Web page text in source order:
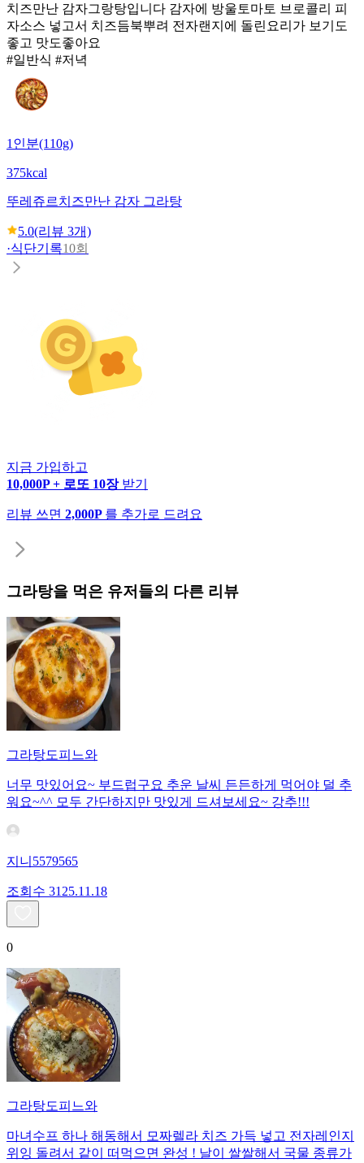
치즈만난 감자그랑탕입니다 감자에 방울토마토 브로콜리 피
자소스 넣고서 치즈듬북뿌려 전자랜지에 돌린요리가 보기도
좋고 맛도좋아요
#일반식 #저녁
1인분(110g)
375kcal
뚜레쥬르치즈만난 감자 그라탕
5.0(리뷰 3개)
·식단기록10회
지금 가입하고
10,000P + 로또 10장 받기
리뷰 쓰면 2,000P 를 추가로 드려요
그라탕을 먹은 유저들의 다른 리뷰
그라탕도피느와
너무 맛있어요~ 부드럽구요 추운 날씨 든든하게 먹어야 덜 추
워요~^^ 모두 간단하지만 맛있게 드셔보세요~ 강추!!!
지니5579565
조회수 31 25.11.18
0
그라탕도피느와
마녀수프 하나 해동해서 모짜렐라 치즈 가득 넣고 전자레인지
위잉 돌려서 같이 떠먹으면 완성 ! 날이 쌀쌀해서 국물 종류가